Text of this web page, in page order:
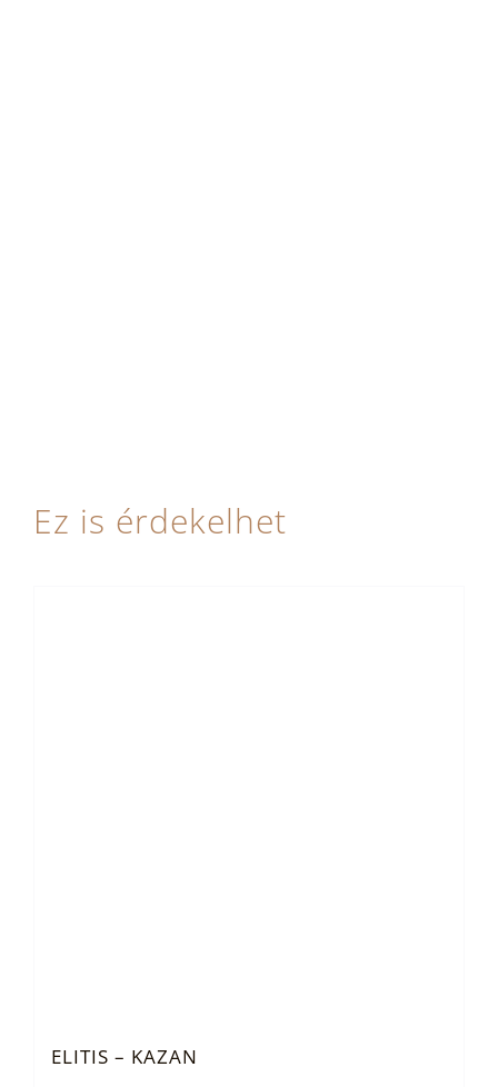
Ez is érdekelhet
ELITIS – KAZAN